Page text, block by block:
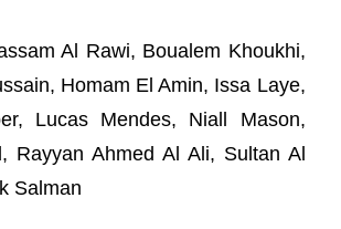
Al Rawi, Boualem Khoukhi,
Homam El Amin, Issa Laye,
Lucas Mendes, Niall Mason,
Rayyan Ahmed Al Ali, Sultan Al
Salman